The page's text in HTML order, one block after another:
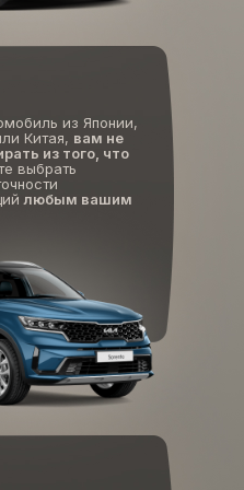
из Японии,
Китая, вам не
из того, что
выбрать
любым вашим